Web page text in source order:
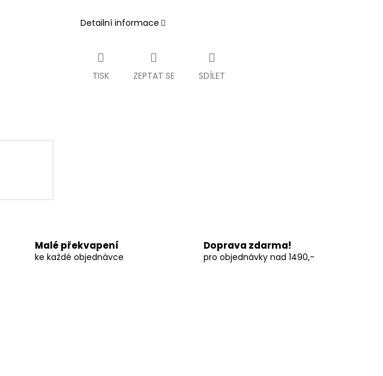
Detailní informace
TISK ZEPTAT SE SDÍLET
Malé překvapení
ke každé objednávce
Doprava zdarma!
pro objednávky nad 1490,-